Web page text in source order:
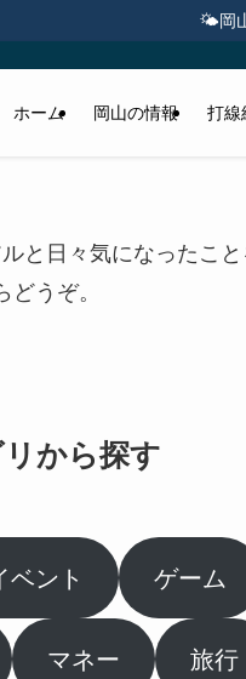
🌤️岡
ホーム 岡山の情報 打線
と日々気になったこ
どうぞ。
から探す
ベント ゲーム
マネー 旅行